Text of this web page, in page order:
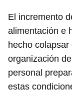
El incremento
alimentación e
hecho
organización
personal
estas